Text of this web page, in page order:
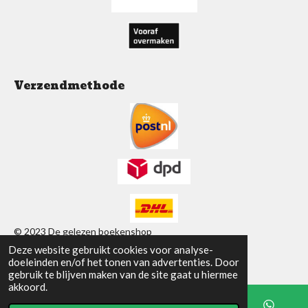
Deze website gebruikt cookies voor analyse-
doeleinden en/of het tonen van advertenties. Door
gebruik te blijven maken van de site gaat u hiermee
akkoord.
Verzendmethode
© 2023 De gelezen boekenshop
Powered byJouwWeb